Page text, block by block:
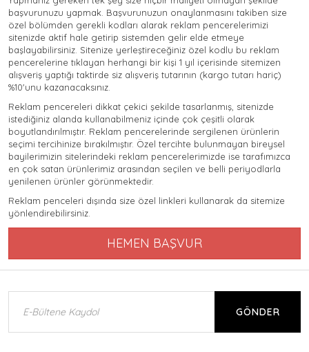
başvurunuzu yapmak. Başvurunuzun onaylanmasını takiben size
özel bölümden gerekli kodları alarak reklam pencerelerimizi
sitenizde aktif hale getirip sistemden gelir elde etmeye
başlayabilirsiniz. Sitenize yerleştireceğiniz özel kodlu bu reklam
pencerelerine tıklayan herhangi bir kişi 1 yıl içerisinde sitemizen
alışveriş yaptığı taktirde siz alışveriş tutarının (kargo tutarı hariç)
%10'unu kazanacaksınız.
Reklam pencereleri dikkat çekici şekilde tasarlanmış, sitenizde
istediğiniz alanda kullanabilmeniz içinde çok çeşitli olarak
boyutlandırılmıştır. Reklam pencerelerinde sergilenen ürünlerin
seçimi tercihinize bırakılmıştır. Özel tercihte bulunmayan bireysel
bayilerimizin sitelerindeki reklam pencerelerimizde ise tarafımızca
en çok satan ürünlerimiz arasından seçilen ve belli periyodlarla
yenilenen ürünler görünmektedir.
Reklam penceleri dışında size özel linkleri kullanarak da sitemize
yönlendirebilirsiniz.
HEMEN BAŞVUR
GÖNDER